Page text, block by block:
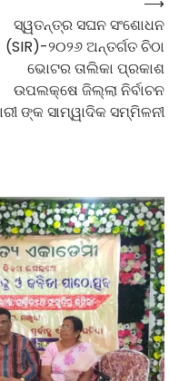
ସ୍ୱତନ୍ତ୍ର ସଘନ ସଂଶୋଧନ
(SIR)-୨୦୨୬ ଅନ୍ତର୍ଗତ ଚିଠା
ଭୋଟର ତାଲିକା ପ୍ରକାଶ
ଉପଲକ୍ଷେ ଜିଲ୍ଲା ନିର୍ବାଚନ
ଙ୍କ ସାମ୍ୱାଦିକ ସମ୍ମିଳନୀ